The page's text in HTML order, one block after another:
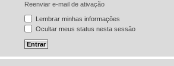
Reenviar e-mail de ativação
Lembrar minhas informações
Ocultar meus status nesta sessão